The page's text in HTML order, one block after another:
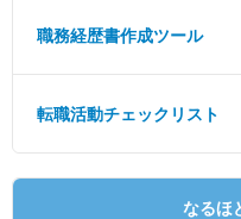
職務経歴書作成ツール
転職活動チェックリスト
なるほ